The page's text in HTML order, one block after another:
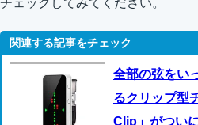
チェックしてみてください。
全部の弦をい
るクリップ型
Clip」がつい